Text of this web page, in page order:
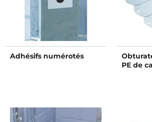
Adhésifs numérotés
PE de